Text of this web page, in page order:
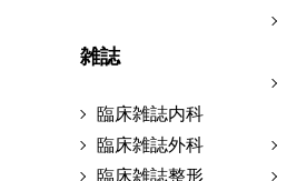
雑誌
臨床雑誌内科
臨床雑誌外科
臨床雑誌整形